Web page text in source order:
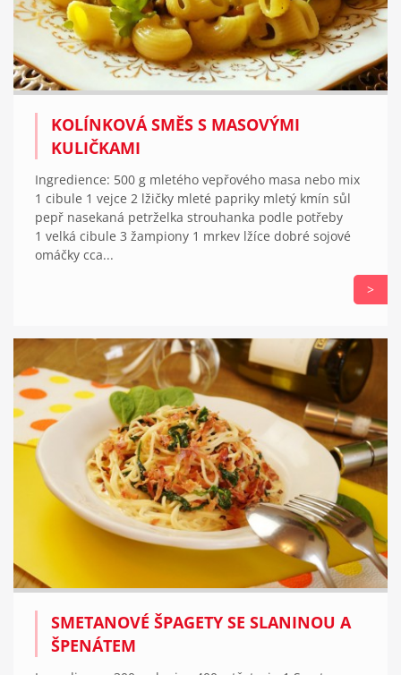
KOLÍNKOVÁ SMĚS S MASOVÝMI
KULIČKAMI
Ingredience: 500 g mletého vepřového masa nebo mix
1 cibule 1 vejce 2 lžičky mleté papriky mletý kmín sůl
pepř nasekaná petrželka strouhanka podle potřeby
1 velká cibule 3 žampiony 1 mrkev lžíce dobré sojové
omáčky cca...
>
SMETANOVÉ ŠPAGETY SE SLANINOU A
ŠPENÁTEM